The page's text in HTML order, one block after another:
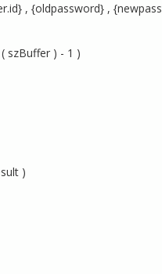
, {oldpassword} ,
szBuffer ) - 1 )
)